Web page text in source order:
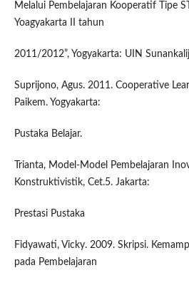
Melalui Pembelajaran Kooperatif Tipe
Yoagyakarta II tahun
2011/2012”, Yogyakarta: UIN
Suprijono, Agus. 2011. Cooperative
Paikem. Yogyakarta:
Pustaka Belajar.
Trianta, Model-Model Pembelajaran
Konstruktivistik, Cet.5. Jakarta:
Prestasi Pustaka
Fidyawati, Vicky. 2009. Skripsi.
pada Pembelajaran